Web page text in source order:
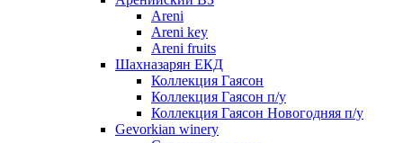
Areni
Areni key
Areni fruits
Шахназарян ЕКД
Коллекция Гаясон
Коллекция Гаясон п/у
Коллекция Гаясон Новогодняя п/у
Gevorkian winery